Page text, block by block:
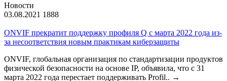
Новости
03.08.2021 1888
ONVIF прекратит поддержку профиля Q с марта 2022 года из-
за несоответствия новым практикам киберзащиты
ONVIF, глобальная организация по стандартизации продуктов
физической безопасности на основе IP, объявила, что с 31
марта 2022 года перестает поддерживать Profil.. →